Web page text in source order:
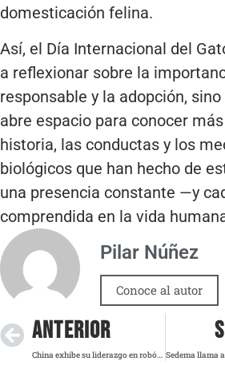
domesticación felina.
Así, el Día Internacional del
a reflexionar sobre la
responsable y la adopción,
abre espacio para conocer
historia, las conductas y los
biológicos que han hecho de
una presencia constante —y
comprendida en la vida
Pilar Núñez
Conoce al autor
ANTERIOR
China exhibe su liderazgo en robótica humanoide con innovaciones de alto realismo